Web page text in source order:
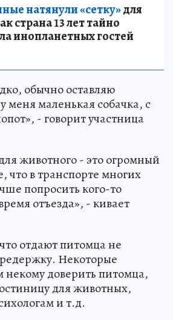
натянули «сетку»для
страна 13 лет тайно
инопланетных гостей
обычно оставляю
меня маленькая собачка, с
- говорит участница
животного - это огромный
что в транспорте многих
попросить кого-то
отъезда», - кивает
отдают питомца не
Некоторые
некому доверить питомца,
для животных,
и т.д.